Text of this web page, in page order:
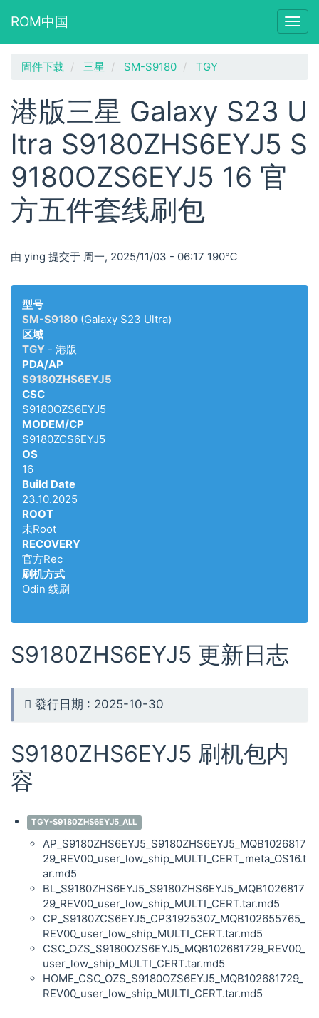
ROM中国
固件下载 三星 SM-S9180 TGY
港版三星 Galaxy S23 U
ltra S9180ZHS6EYJ5 S
9180OZS6EYJ5 16 官
方五件套线刷包
由 ying 提交于 周一, 2025/11/03 - 06:17 190℃
型号
SM-S9180 (Galaxy S23 Ultra)
区域
TGY - 港版
PDA/AP
S9180ZHS6EYJ5
CSC
S9180OZS6EYJ5
MODEM/CP
S9180ZCS6EYJ5
OS
16
Build Date
23.10.2025
ROOT
未Root
RECOVERY
官方Rec
刷机方式
Odin 线刷
S9180ZHS6EYJ5 更新日志
發行日期 : 2025-10-30
S9180ZHS6EYJ5 刷机包内
容
TGY-S9180ZHS6EYJ5_ALL
AP_S9180ZHS6EYJ5_S9180ZHS6EYJ5_MQB1026817
29_REV00_user_low_ship_MULTI_CERT_meta_OS16.t
ar.md5
BL_S9180ZHS6EYJ5_S9180ZHS6EYJ5_MQB1026817
29_REV00_user_low_ship_MULTI_CERT.tar.md5
CP_S9180ZCS6EYJ5_CP31925307_MQB102655765_
REV00_user_low_ship_MULTI_CERT.tar.md5
CSC_OZS_S9180OZS6EYJ5_MQB102681729_REV00_
user_low_ship_MULTI_CERT.tar.md5
HOME_CSC_OZS_S9180OZS6EYJ5_MQB102681729_
REV00_user_low_ship_MULTI_CERT.tar.md5